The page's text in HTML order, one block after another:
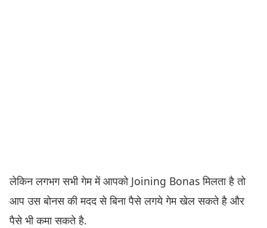
लेकिन लगभग सभी गेम में आपको Joining Bonas मिलता है तो
आप उस बोनस की मदद से बिना पैसे लगये गेम खेल सकते है और
पैसे भी कमा सकते है.